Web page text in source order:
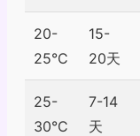
20-
25°C
15-
20天
25-
30°C
7-14
天